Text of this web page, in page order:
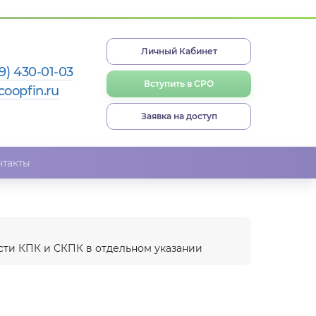
430-01-03
Личный Кабинет
Вступить в СРО
Заявка на доступ
КПК и СКПК в отдельном указании